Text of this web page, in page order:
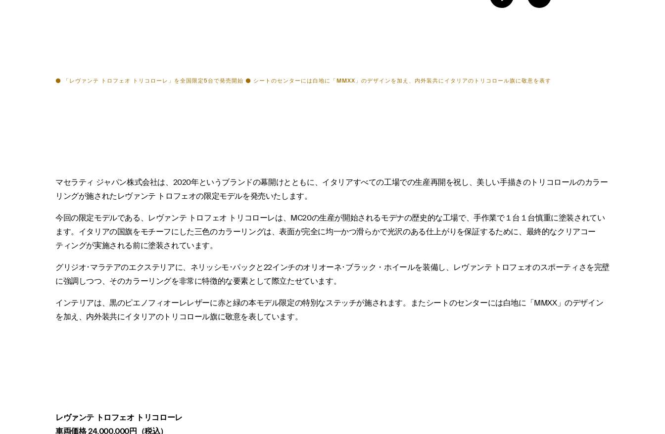
⚫ 「レヴァンテ トロフェオ トリコローレ」を全国限定5台で発売開始 ⚫ シートのセンターには白地に「MMXX」のデザインを加え、内外装共にイタリアのトリコロール旗に敬意を表す
マセラティ ジャパン株式会社は、2020年というブランドの幕開けとともに、イタリアすべての工場での生産再開を祝し、美しい手描きのトリコロールのカラー
リングが施されたレヴァンテ トロフェオの限定モデルを発売いたします。
今回の限定モデルである、レヴァンテ トロフェオ トリコローレは、MC20の生産が開始されるモデナの歴史的な工場で、手作業で１台１台慎重に塗装されてい
ます。イタリアの国旗をモチーフにした三色のカラーリングは、表面が完全に均一かつ滑らかで光沢のある仕上がりを保証するために、最終的なクリアコー
ティングが実施される前に塗装されています。
グリジオ･マラテアのエクステリアに、ネリッシモ･パックと22インチのオリオーネ･ブラック・ホイールを装備し、レヴァンテ トロフェオのスポーティさを完壁
に強調しつつ、そのカラーリングを非常に特徴的な要素として際立たせています。
インテリアは、黒のピエノフィオーレレザーに赤と緑の本モデル限定の特別なステッチが施されます。またシートのセンターには白地に「MMXX」のデザイン
を加え、内外装共にイタリアのトリコロール旗に敬意を表しています。
レヴァンテ トロフェオ トリコローレ
車両価格 24,000,000円（税込）